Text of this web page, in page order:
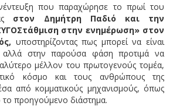
που παραχώρησε το πρωί του
στον Δημήτρη Παδιό και την
στην ενημέρωση» στον
υποστηρίζοντας πως μπορεί να είναι
στην παρούσα φάση προτιμά να
μέλλον του πρωτογενούς τομέα,
κόσμο και τους ανθρώπους της
από κομματικούς μηχανισμούς, όπως
προηγούμενο διάστημα.